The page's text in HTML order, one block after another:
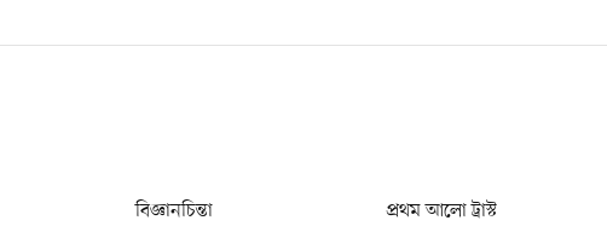
বিজ্ঞানচিন্তা প্রথম আলো ট্রাস্ট